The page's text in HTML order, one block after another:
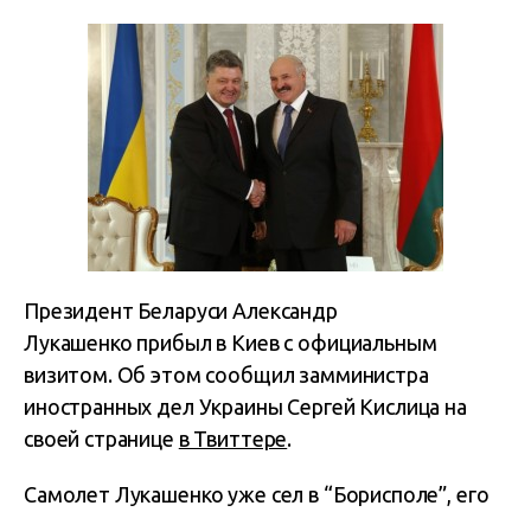
Президент Беларуси Александр
Лукашенко прибыл в Киев с официальным
визитом. Об этом сообщил замминистра
иностранных дел Украины Сергей Кислица на
своей странице в Твиттере.
Самолет Лукашенко уже сел в “Борисполе”, его